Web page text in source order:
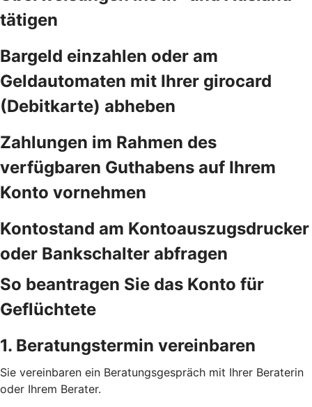
tätigen
Bargeld einzahlen oder am
Geldautomaten mit Ihrer girocard
(Debitkarte) abheben
Zahlungen im Rahmen des
verfügbaren Guthabens auf Ihrem
Konto vornehmen
Kontostand am Kontoauszugsdrucker
oder Bankschalter abfragen
So beantragen Sie das Konto für
Geflüchtete
1. Beratungstermin vereinbaren
Sie vereinbaren ein Beratungsgespräch mit Ihrer Beraterin
oder Ihrem Berater.